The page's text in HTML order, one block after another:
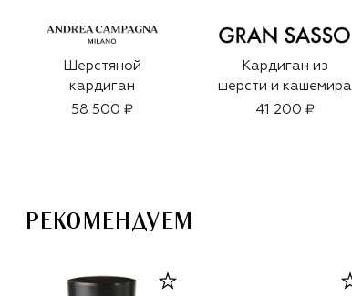
Шерстяной
кардиган
58 500 ₽
Кардиган из
шерсти и кашемира
41 200 ₽
РЕКОМЕНДУЕМ